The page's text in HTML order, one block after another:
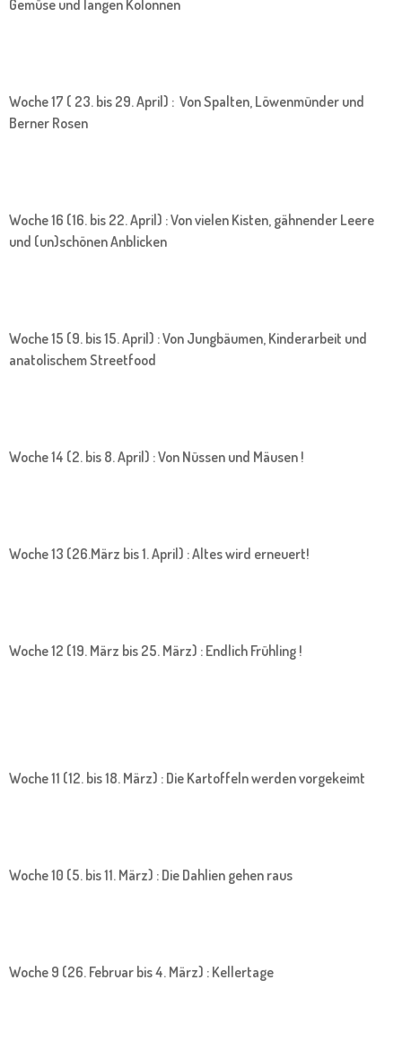
Gemüse und langen Kolonnen
Woche 17 ( 23. bis 29. April) : Von Spalten, Löwenmünder und
Berner Rosen
Woche 16 (16. bis 22. April) : Von vielen Kisten, gähnender Leere
und (un)schönen Anblicken
Woche 15 (9. bis 15. April) : Von Jungbäumen, Kinderarbeit und
anatolischem Streetfood
Woche 14 (2. bis 8. April) : Von Nüssen und Mäusen !
Woche 13 (26.März bis 1. April) : Altes wird erneuert!
Woche 12 (19. März bis 25. März) : Endlich Frühling !
Woche 11 (12. bis 18. März) : Die Kartoffeln werden vorgekeimt
Woche 10 (5. bis 11. März) : Die Dahlien gehen raus
Woche 9 (26. Februar bis 4. März) : Kellertage